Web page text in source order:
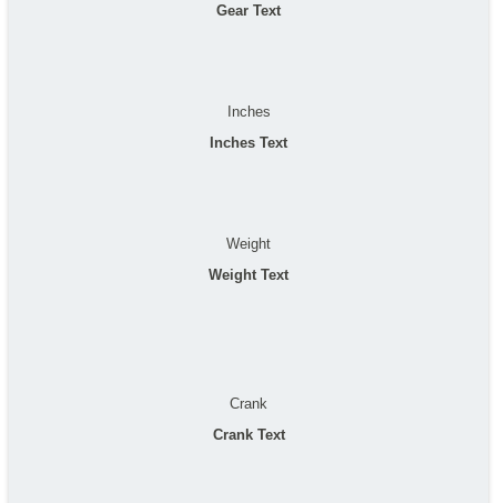
Gear Text
Inches
Inches Text
Weight
Weight Text
Crank
Crank Text